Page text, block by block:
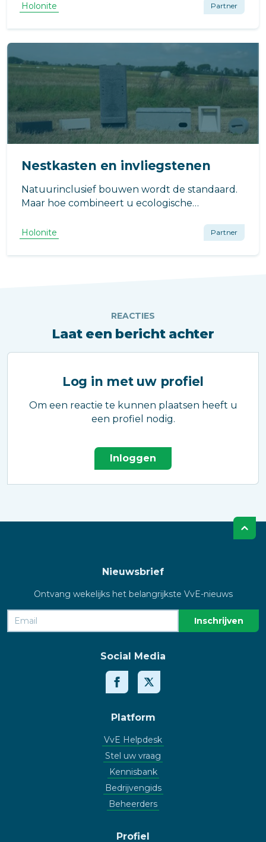
Holonite Partner
Nestkasten en invliegstenen
Natuurinclusief bouwen wordt de standaard.
Maar hoe combineert u ecologische
gevelontwerp? Holonite presenteert in
samenwerking met Miecon de oplossing:
nestkasten en invliegstenen voor van gegoten
Holonite Partner
REACTIES
Laat een bericht achter
Log in met uw profiel
Om een reactie te kunnen plaatsen heeft u
een profiel nodig.
Inloggen
Nieuwsbrief
Ontvang wekelijks het belangrijkste VvE-nieuws
Social Media
Platform
VvE Helpdesk
Stel uw vraag
Kennisbank
Bedrijvengids
Beheerders
Profiel